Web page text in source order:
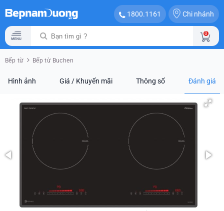
1800.1161 Chi nhánh
0
Bếp từ Bếp từ Buchen
Hình ảnh Giá / Khuyến mãi Thông số Đánh giá